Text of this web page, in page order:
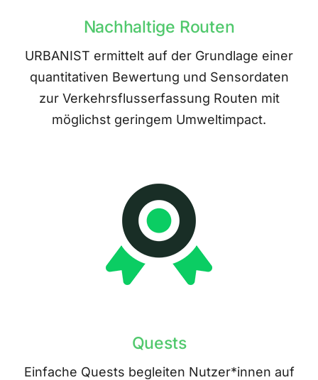
Nachhaltige Routen
URBANIST ermittelt auf der Grundlage einer
quantitativen Bewertung und Sensordaten
zur Verkehrsflusserfassung Routen mit
möglichst geringem Umweltimpact.
Quests
Einfache Quests begleiten Nutzer*innen auf